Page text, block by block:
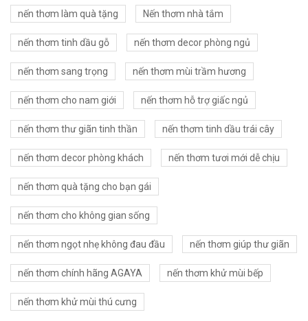
nến thơm làm quà tặng Nến thơm nhà tắm
nến thơm tinh dầu gỗ nến thơm decor phòng ngủ
nến thơm sang trọng nến thơm mùi trầm hương
nến thơm cho nam giới nến thơm hỗ trợ giấc ngủ
nến thơm thư giãn tinh thần nến thơm tinh dầu trái cây
nến thơm decor phòng khách nến thơm tươi mới dễ chịu
nến thơm quà tặng cho bạn gái
nến thơm cho không gian sống
nến thơm ngọt nhẹ không đau đầu nến thơm giúp thư giãn
nến thơm chính hãng AGAYA nến thơm khử mùi bếp
nến thơm khử mùi thú cưng